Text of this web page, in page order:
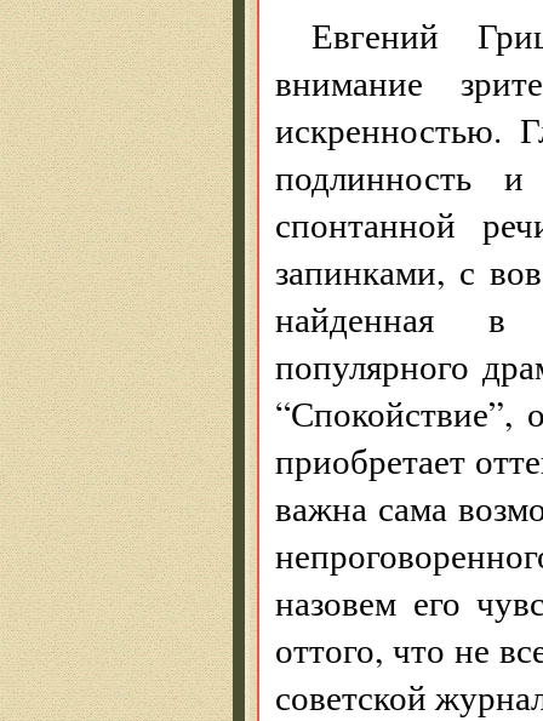
Евгений
внимание
искренностью.
подлинность
спонтанной
запинками, с
найденная в
популярного
“Спокойствие”,
приобретает
важна сама
назовем его
оттого, что не
советской